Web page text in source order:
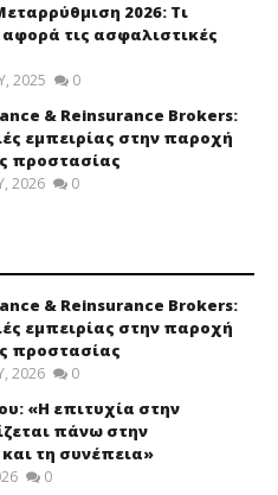
2026: Τι
τις ασφαλιστικές
2025 0
& Reinsurance Brokers:
εμπειρίας στην παροχή
προστασίας
2026 0
& Reinsurance Brokers:
εμπειρίας στην παροχή
προστασίας
2026 0
«Η επιτυχία στην
πάνω στην
τη συνέπεια»
0